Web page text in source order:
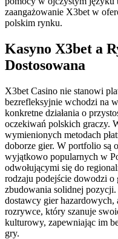
zaangażowanie X3bet w
polskim rynku.
Kasyno X3bet a
Dostosowana
X3bet Casino nie stanowi
bezrefleksyjnie wchodzi na
konkretne działania o
oczekiwań polskich graczy.
wymienionych metodach
doborze gier. W portfolio są
wyjątkowo popularnych w
odwołującymi się do
rodzaju podejście dowodzi o
zbudowania solidnej
dostawcy gier hazardowych,
rozrywce, który szanuje
kulturowy, zapewniając im
gry.